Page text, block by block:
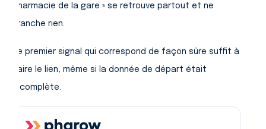
Pharmacie de la gare » se retrouve partout et ne
tranche rien.
Le premier signal qui correspond de façon sûre suffit à
faire le lien, même si la donnée de départ était
incomplète.